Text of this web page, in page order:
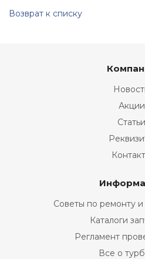
Возврат к списку
Акции
Статьи
Советы по ремонту
Каталоги
Регламент
Все о